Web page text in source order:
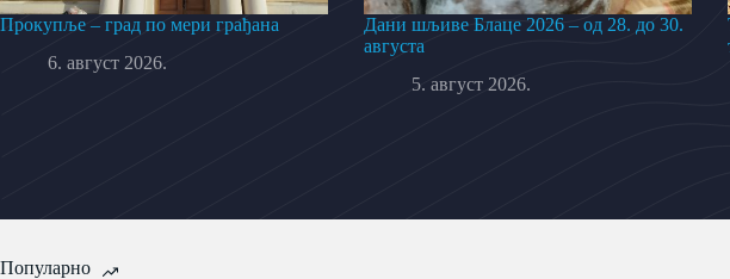
Прокупље – град по мери грађана
6. август 2026.
Дани шљиве Блаце 2026 – од 28. до 30.
августа
5. август 2026.
Популарно